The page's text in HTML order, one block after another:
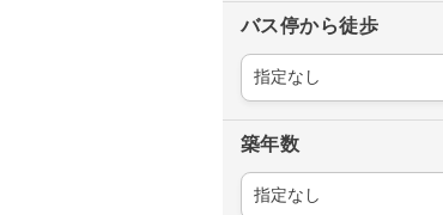
バス停から徒歩
築年数